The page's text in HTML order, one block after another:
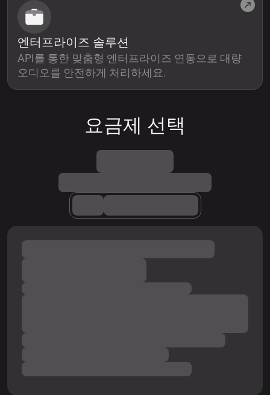
엔터프라이즈 솔루션
API를 통한 맞춤형 엔터프라이즈 연동으로 대량
오디오를 안전하게 처리하세요.
요금제 선택